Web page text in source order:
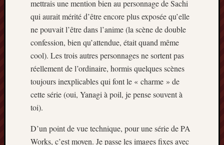
mettrais une mention bien au personnage de Sachi
qui aurait mérité d’être encore plus exposée qu’elle
ne pouvait l’être dans l’anime (la scène de double
confession, bien qu’attendue, était quand même
cool). Les trois autres personnages ne sortent pas
réellement de l’ordinaire, hormis quelques scènes
toujours inexplicables qui font le « charme » de
cette série (oui, Yanagi à poil, je pense souvent à
toi).
D’un point de vue technique, pour une série de PA
Works, c’est moyen. Je passe les images fixes avec